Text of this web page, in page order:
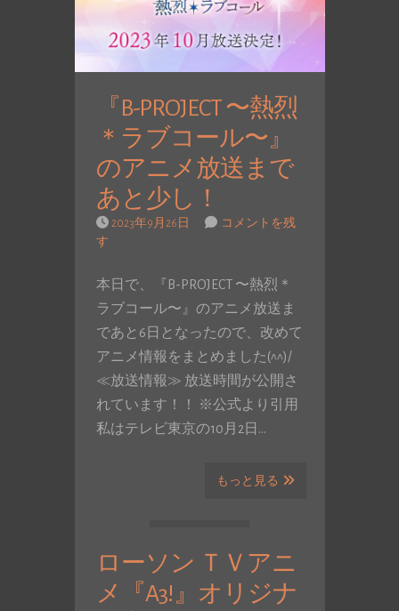
『B-PROJECT 〜熱烈
＊ラブコール〜』
のアニメ放送まで
あと少し！
2023年9月26日
コメントを残
す
本日で、『B-PROJECT 〜熱烈＊
ラブコール〜』のアニメ放送ま
であと6日となったので、改めて
アニメ情報をまとめました(^^)/
≪放送情報≫ 放送時間が公開さ
れています！！ ※公式より引用
私はテレビ東京の10月2日…
もっと見る
ローソン ＴＶアニ
メ『A3!』オリジナ